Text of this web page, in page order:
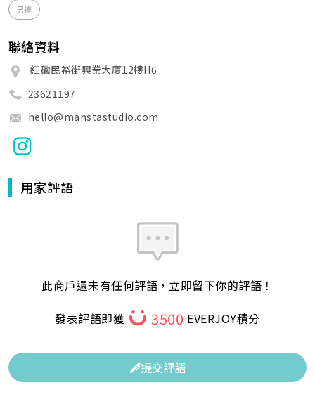
男禮
聯絡資料
紅磡民裕街興業大廈12樓H6
23621197
hello@manstastudio.com
用家評語
此商戶還未有任何評語，立即留下你的評語！
發表評語即獲
3500 EVERJOY積分
提交評語